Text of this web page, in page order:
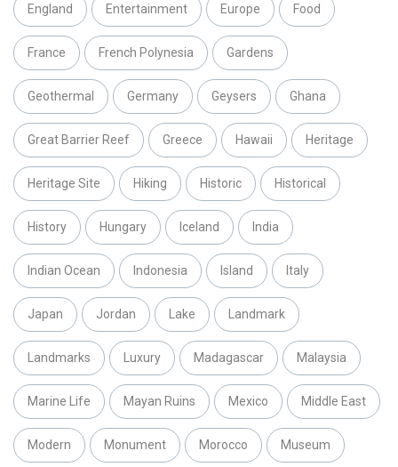
England Entertainment Europe Food
France French Polynesia Gardens
Geothermal Germany Geysers Ghana
Great Barrier Reef Greece Hawaii Heritage
Heritage Site Hiking Historic Historical
History Hungary Iceland India
Indian Ocean Indonesia Island Italy
Japan Jordan Lake Landmark
Landmarks Luxury Madagascar Malaysia
Marine Life Mayan Ruins Mexico Middle East
Modern Monument Morocco Museum